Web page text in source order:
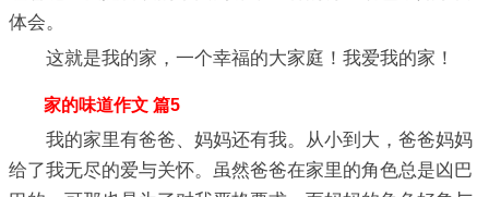
体会。
这就是我的家，一个幸福的大家庭！我爱我的家！
家的味道作文 篇5
我的家里有爸爸、妈妈还有我。从小到大，爸爸妈妈
给了我无尽的爱与关怀。虽然爸爸在家里的角色总是凶巴